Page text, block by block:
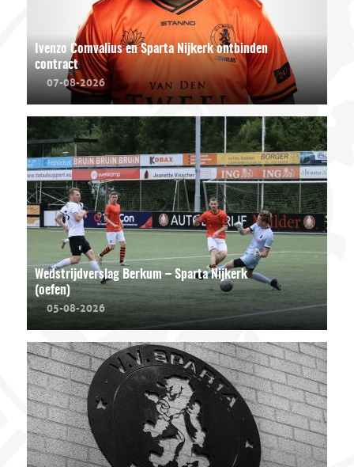
Ivenzo Comvalius en Sparta Nijkerk ontbinden
contract
07-08-2026
Wedstrijdverslag Berkum – Sparta Nijkerk
(oefen)
05-08-2026